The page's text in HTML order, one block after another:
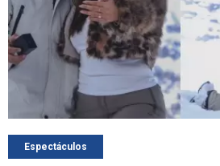
Espectáculos